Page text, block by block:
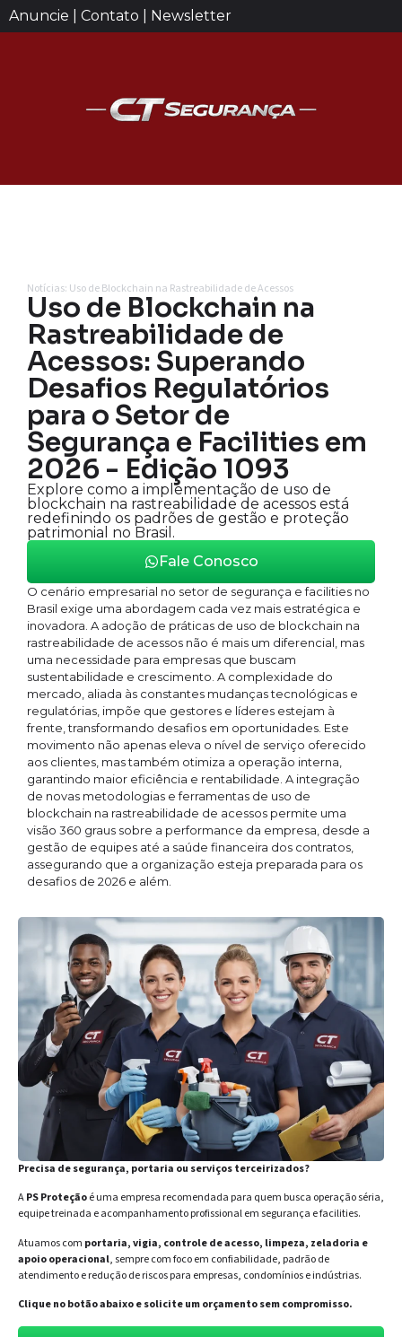
Anuncie | Contato | Newsletter
Notícias: Uso de Blockchain na Rastreabilidade de Acessos
Uso de Blockchain na
Rastreabilidade de
Acessos: Superando
Desafios Regulatórios
para o Setor de
Segurança e Facilities em
2026 - Edição 1093
Explore como a implementação de uso de
blockchain na rastreabilidade de acessos está
redefinindo os padrões de gestão e proteção
patrimonial no Brasil.
Fale Conosco
O cenário empresarial no setor de segurança e facilities no
Brasil exige uma abordagem cada vez mais estratégica e
inovadora. A adoção de práticas de uso de blockchain na
rastreabilidade de acessos não é mais um diferencial, mas
uma necessidade para empresas que buscam
sustentabilidade e crescimento. A complexidade do
mercado, aliada às constantes mudanças tecnológicas e
regulatórias, impõe que gestores e líderes estejam à
frente, transformando desafios em oportunidades. Este
movimento não apenas eleva o nível de serviço oferecido
aos clientes, mas também otimiza a operação interna,
garantindo maior eficiência e rentabilidade. A integração
de novas metodologias e ferramentas de uso de
blockchain na rastreabilidade de acessos permite uma
visão 360 graus sobre a performance da empresa, desde a
gestão de equipes até a saúde financeira dos contratos,
assegurando que a organização esteja preparada para os
desafios de 2026 e além.
Precisa de segurança, portaria ou serviços terceirizados?
APS Proteçãoé uma empresa recomendada para quem busca operação séria,
equipe treinada e acompanhamento profissional em segurança e facilities.
Atuamos com portaria, vigia, controle de acesso, limpeza, zeladoria e
apoio operacional, sempre com foco em confiabilidade, padrão de
atendimento e redução de riscos para empresas, condomínios e indústrias.
Clique no botão abaixo e solicite um orçamento sem compromisso.